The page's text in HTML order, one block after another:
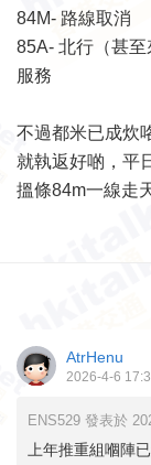
84M- 路線取消
85A- 北行（甚
服務
不過都米已成炊
就執返好啲，平
搵條84m一線走
AtrHenu
2026-4-6
ENS529 發表於
上年推重組嗰陣